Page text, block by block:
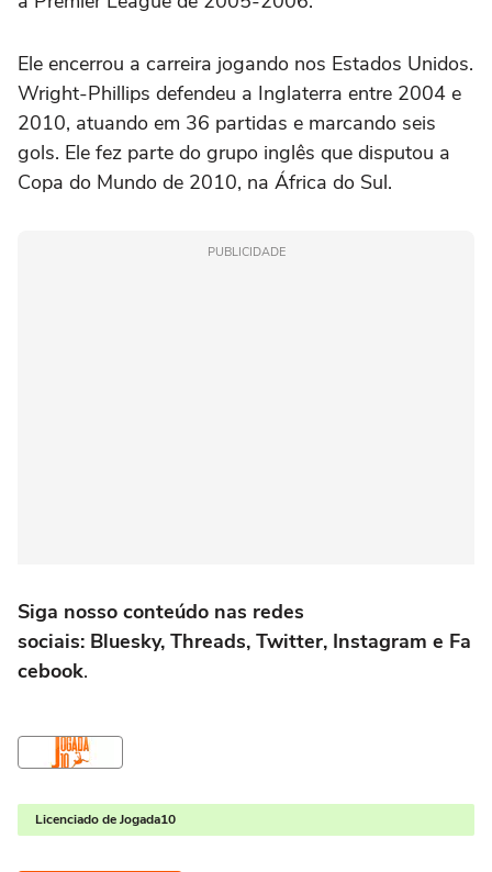
Ele encerrou a carreira jogando nos Estados Unidos.
Wright-Phillips defendeu a Inglaterra entre 2004 e
2010, atuando em 36 partidas e marcando seis
gols. Ele fez parte do grupo inglês que disputou a
Copa do Mundo de 2010, na África do Sul.
PUBLICIDADE
Siga nosso conteúdo nas redes
sociais: Bluesky, Threads, Twitter, Instagram e Fa
cebook.
Licenciado de Jogada10